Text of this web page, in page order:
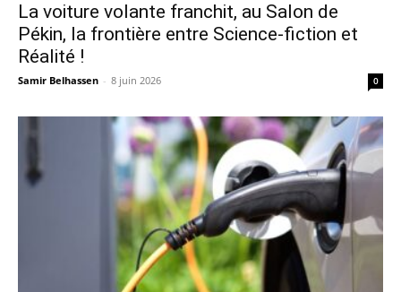
La voiture volante franchit, au Salon de
Pékin, la frontière entre Science-fiction et
Réalité !
Samir Belhassen - 8 juin 2026 0